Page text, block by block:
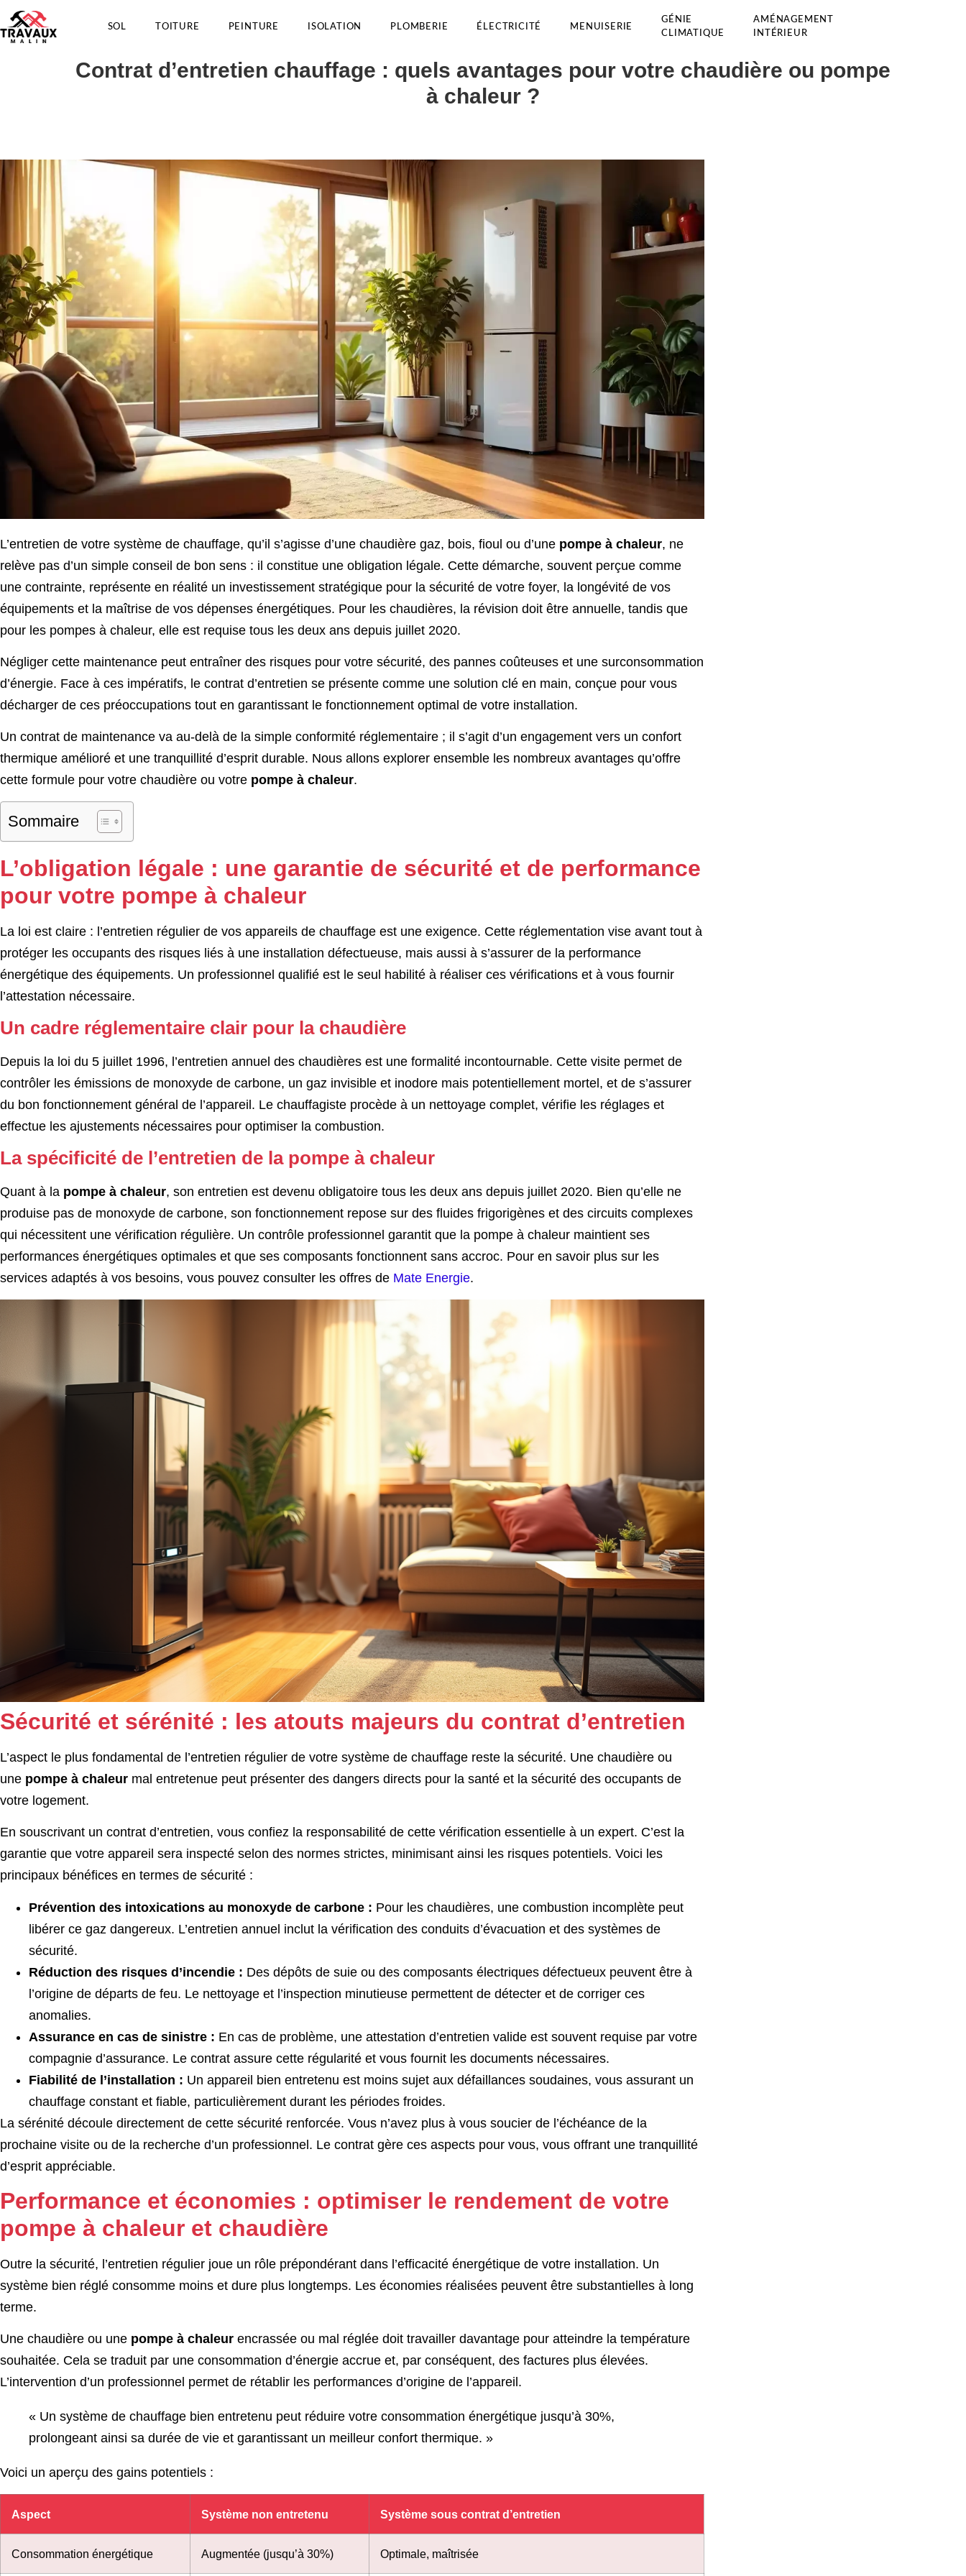
SOL TOITURE PEINTURE ISOLATION PLOMBERIE ÉLECTRICITÉ MENUISERIE
GÉNIE
CLIMATIQUE
AMÉNAGEMENT
INTÉRIEUR
Contrat d’entretien chauffage : quels avantages pour votre chaudière ou pompe
à chaleur ?
L’entretien de votre système de chauffage, qu’il s’agisse d’une chaudière gaz, bois, fioul ou d’une pompe à chaleur, ne
relève pas d’un simple conseil de bon sens : il constitue une obligation légale. Cette démarche, souvent perçue comme
une contrainte, représente en réalité un investissement stratégique pour la sécurité de votre foyer, la longévité de vos
équipements et la maîtrise de vos dépenses énergétiques. Pour les chaudières, la révision doit être annuelle, tandis que
pour les pompes à chaleur, elle est requise tous les deux ans depuis juillet 2020.
Négliger cette maintenance peut entraîner des risques pour votre sécurité, des pannes coûteuses et une surconsommation
d’énergie. Face à ces impératifs, le contrat d’entretien se présente comme une solution clé en main, conçue pour vous
décharger de ces préoccupations tout en garantissant le fonctionnement optimal de votre installation.
Un contrat de maintenance va au-delà de la simple conformité réglementaire ; il s’agit d’un engagement vers un confort
thermique amélioré et une tranquillité d’esprit durable. Nous allons explorer ensemble les nombreux avantages qu’offre
cette formule pour votre chaudière ou votre pompe à chaleur.
Sommaire
L’obligation légale : une garantie de sécurité et de performance
pour votre pompe à chaleur
La loi est claire : l’entretien régulier de vos appareils de chauffage est une exigence. Cette réglementation vise avant tout à
protéger les occupants des risques liés à une installation défectueuse, mais aussi à s’assurer de la performance
énergétique des équipements. Un professionnel qualifié est le seul habilité à réaliser ces vérifications et à vous fournir
l’attestation nécessaire.
Un cadre réglementaire clair pour la chaudière
Depuis la loi du 5 juillet 1996, l’entretien annuel des chaudières est une formalité incontournable. Cette visite permet de
contrôler les émissions de monoxyde de carbone, un gaz invisible et inodore mais potentiellement mortel, et de s’assurer
du bon fonctionnement général de l’appareil. Le chauffagiste procède à un nettoyage complet, vérifie les réglages et
effectue les ajustements nécessaires pour optimiser la combustion.
La spécificité de l’entretien de la pompe à chaleur
Quant à la pompe à chaleur, son entretien est devenu obligatoire tous les deux ans depuis juillet 2020. Bien qu’elle ne
produise pas de monoxyde de carbone, son fonctionnement repose sur des fluides frigorigènes et des circuits complexes
qui nécessitent une vérification régulière. Un contrôle professionnel garantit que la pompe à chaleur maintient ses
performances énergétiques optimales et que ses composants fonctionnent sans accroc. Pour en savoir plus sur les
services adaptés à vos besoins, vous pouvez consulter les offres de Mate Energie.
Sécurité et sérénité : les atouts majeurs du contrat d’entretien
L’aspect le plus fondamental de l’entretien régulier de votre système de chauffage reste la sécurité. Une chaudière ou
une pompe à chaleur mal entretenue peut présenter des dangers directs pour la santé et la sécurité des occupants de
votre logement.
En souscrivant un contrat d’entretien, vous confiez la responsabilité de cette vérification essentielle à un expert. C’est la
garantie que votre appareil sera inspecté selon des normes strictes, minimisant ainsi les risques potentiels. Voici les
principaux bénéfices en termes de sécurité :
Prévention des intoxications au monoxyde de carbone : Pour les chaudières, une combustion incomplète peut
libérer ce gaz dangereux. L’entretien annuel inclut la vérification des conduits d’évacuation et des systèmes de
sécurité.
Réduction des risques d’incendie : Des dépôts de suie ou des composants électriques défectueux peuvent être à
l’origine de départs de feu. Le nettoyage et l’inspection minutieuse permettent de détecter et de corriger ces
anomalies.
Assurance en cas de sinistre : En cas de problème, une attestation d’entretien valide est souvent requise par votre
compagnie d’assurance. Le contrat assure cette régularité et vous fournit les documents nécessaires.
Fiabilité de l’installation : Un appareil bien entretenu est moins sujet aux défaillances soudaines, vous assurant un
chauffage constant et fiable, particulièrement durant les périodes froides.
La sérénité découle directement de cette sécurité renforcée. Vous n’avez plus à vous soucier de l’échéance de la
prochaine visite ou de la recherche d’un professionnel. Le contrat gère ces aspects pour vous, vous offrant une tranquillité
d’esprit appréciable.
Performance et économies : optimiser le rendement de votre
pompe à chaleur et chaudière
Outre la sécurité, l’entretien régulier joue un rôle prépondérant dans l’efficacité énergétique de votre installation. Un
système bien réglé consomme moins et dure plus longtemps. Les économies réalisées peuvent être substantielles à long
terme.
Une chaudière ou une pompe à chaleur encrassée ou mal réglée doit travailler davantage pour atteindre la température
souhaitée. Cela se traduit par une consommation d’énergie accrue et, par conséquent, des factures plus élevées.
L’intervention d’un professionnel permet de rétablir les performances d’origine de l’appareil.
« Un système de chauffage bien entretenu peut réduire votre consommation énergétique jusqu’à 30%,
prolongeant ainsi sa durée de vie et garantissant un meilleur confort thermique. »
Voici un aperçu des gains potentiels :
Aspect Système non entretenu Système sous contrat d’entretien
Consommation énergétique Augmentée (jusqu’à 30%) Optimale, maîtrisée